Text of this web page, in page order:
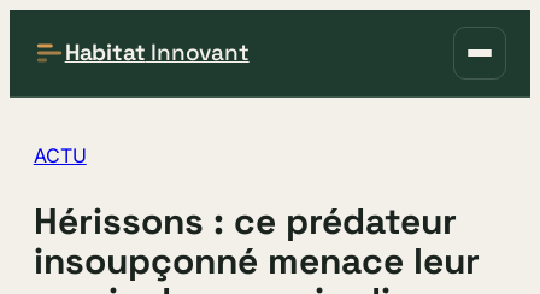
Habitat Innovant
ACTU
Hérissons : ce prédateur
insoupçonné menace leur